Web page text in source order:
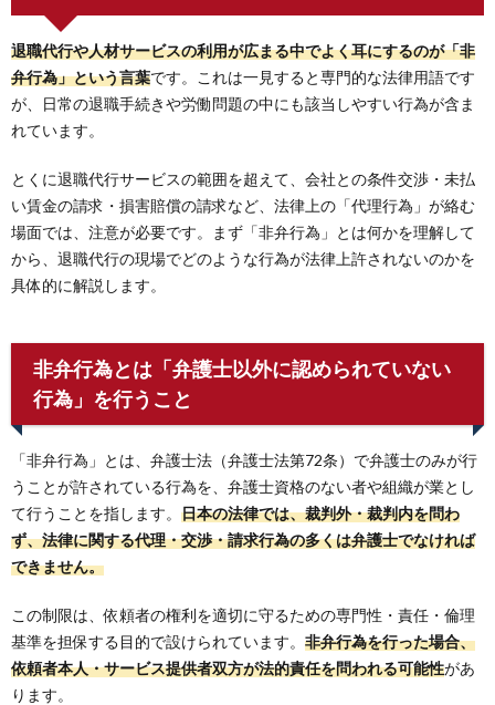
退職代行や人材サービスの利用が広まる中でよく耳にするのが「非
弁行為」という言葉です。これは一見すると専門的な法律用語です
が、日常の退職手続きや労働問題の中にも該当しやすい行為が含ま
れています。
とくに退職代行サービスの範囲を超えて、会社との条件交渉・未払
い賃金の請求・損害賠償の請求など、法律上の「代理行為」が絡む
場面では、注意が必要です。まず「非弁行為」とは何かを理解して
から、退職代行の現場でどのような行為が法律上許されないのかを
具体的に解説します。
非弁行為とは「弁護士以外に認められていない
行為」を行うこと
「非弁行為」とは、弁護士法（弁護士法第72条）で弁護士のみが行
うことが許されている行為を、弁護士資格のない者や組織が業とし
て行うことを指します。 日本の法律では、裁判外・裁判内を問わ
ず、法律に関する代理・交渉・請求行為の多くは弁護士でなければ
できません。
この制限は、依頼者の権利を適切に守るための専門性・責任・倫理
基準を担保する目的で設けられています。 非弁行為を行った場合、
依頼者本人・サービス提供者双方が法的責任を問われる可能性があ
ります。